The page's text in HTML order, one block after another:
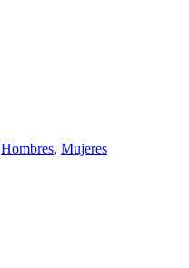
Hombres, Mujeres